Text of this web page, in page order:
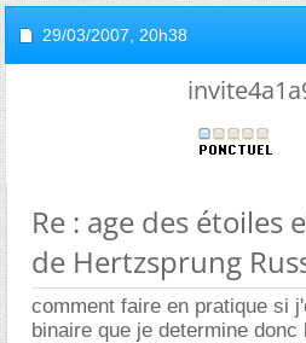
29/03/2007, 20h38
Re : age des étoiles
de Hertzsprung
comment faire en pratique si
binaire que je determine